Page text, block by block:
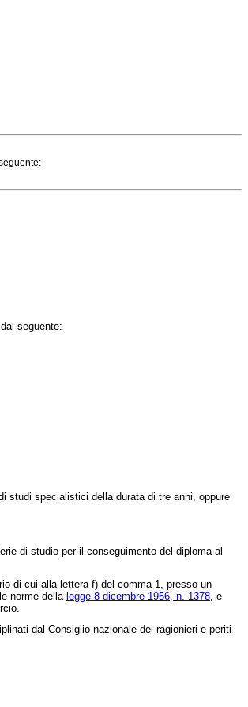
seguente:
studi specialistici della durata di tre anni, oppure
di studio per il conseguimento del diploma al
di cui alla lettera f) del comma 1, presso un
norme della legge 8 dicembre 1956, n. 1378, e
dal Consiglio nazionale dei ragionieri e periti